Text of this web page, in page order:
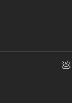
💩